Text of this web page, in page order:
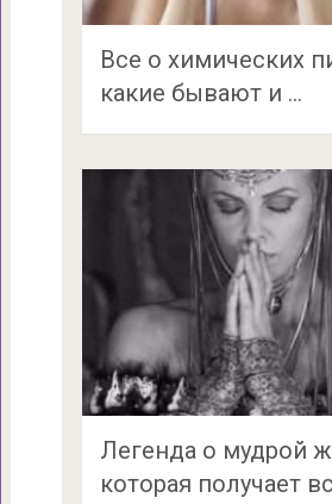
Все о химических
какие бывают и …
Легенда о мудрой
которая получает